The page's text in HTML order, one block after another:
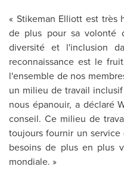
« Stikeman Elliott est très
de plus pour sa volonté
diversité et l'inclusion
reconnaissance est le
l'ensemble de nos
un milieu de travail
nous épanouir, a déclaré
conseil. Ce milieu de
toujours fournir un
besoins de plus en plus
mondiale. »